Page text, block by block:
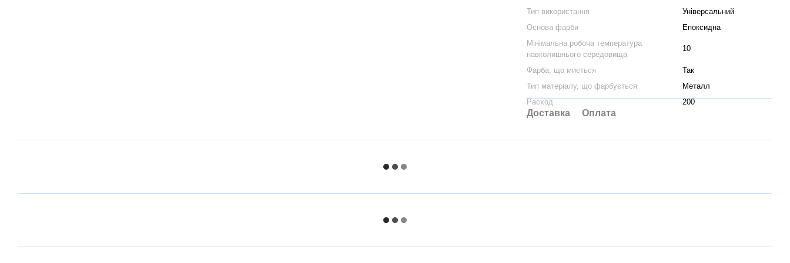
Тип використання
Універсальний
Основа фарби
Епоксидна
Мінімальна робоча температура
навколишнього середовища
10
Фарба, що миється
Так
Тип матеріалу, що фарбується
Металл
Расход
200
Доставка Оплата